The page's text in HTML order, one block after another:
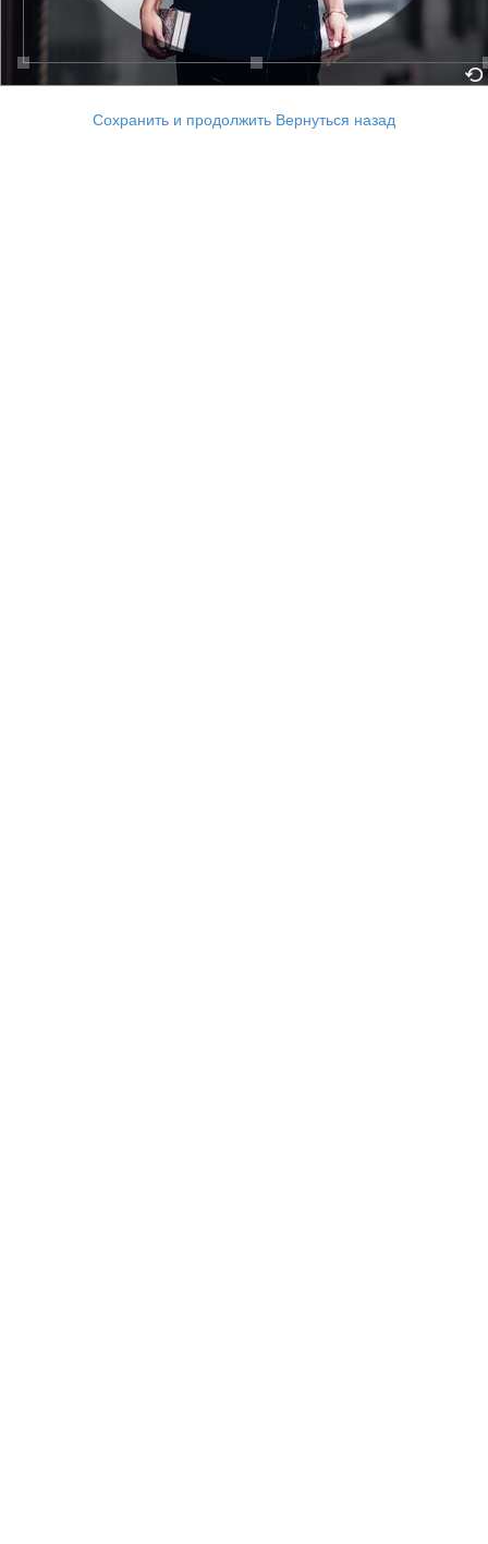
Сохранить и продолжить Вернуться назад